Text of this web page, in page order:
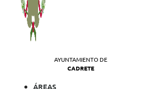
AYUNTAMIENTO DE
CADRETE
ÁREAS